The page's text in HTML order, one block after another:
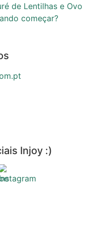
de Lentilhas e Ovo
começar?
Injoy :)